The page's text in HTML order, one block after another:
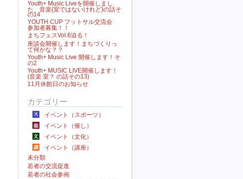
Youth+ Music Liveを開催しまし
た 音楽(室ではないけれど)の話そ
の14
YOUTH CUP フットサル交流会
参加者募集！！
まちフェスVol.6迫る！
座談会開催します！まちづくりっ
て何かな？？
Youth+ Music Live 開催します！そ
の2
Youth+ MUSIC LIVE開催します！
(音楽 室？ の話その13)
11月休館日のお知らせ
カテゴリー
イベント（スポーツ）
イベント（催し）
イベント（文化）
イベント（講座）
未分類
若者の交流促進
若者の社会参画